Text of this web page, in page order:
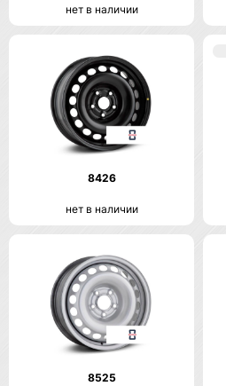
нет в наличии
8426
нет в наличии
8525